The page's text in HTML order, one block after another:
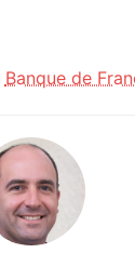
Banque de